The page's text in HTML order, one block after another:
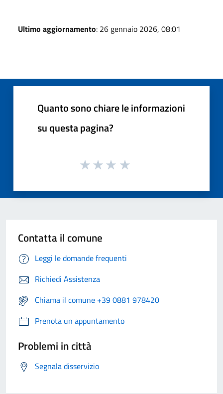
Ultimo aggiornamento: 26 gennaio 2026, 08:01
Quanto sono chiare le informazioni
su questa pagina?
Contatta il comune
Leggi le domande frequenti
Richiedi Assistenza
Chiama il comune +39 0881 978420
Prenota un appuntamento
Problemi in città
Segnala disservizio